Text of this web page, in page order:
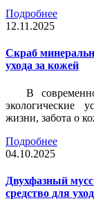
Подробнее
12.11.2025
Скраб
ухода за кожей
В
экологические
жизни, забота о
Подробнее
04.10.2025
Двухфазный
средство для